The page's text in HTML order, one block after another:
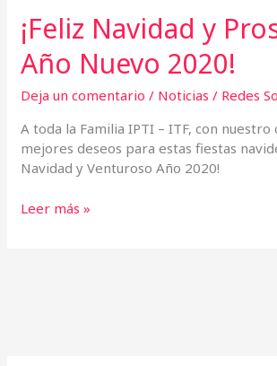
¡Feliz Navidad y
Año Nuevo 2020!
Deja un comentario / Noticias / Redes
A toda la Familia IPTI – ITF, con nuestro
mejores deseos para estas fiestas
Navidad y Venturoso Año 2020!
Leer más »